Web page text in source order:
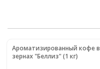
Ароматизированный кофе в
зернах "Беллиз" (1 кг)